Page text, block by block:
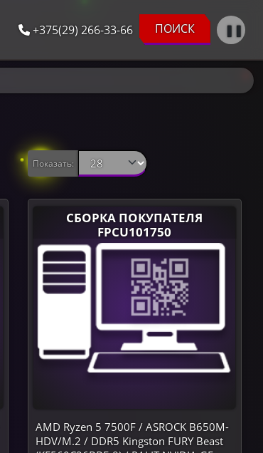
+375(29) 266-33-66 ПОИСК ❚❚
Показать:
СБОРКА ПОКУПАТЕЛЯ
FPCU101750
AMD Ryzen 5 7500F / ASROCK B650M-
HDV/M.2 / DDR5 Kingston FURY Beast